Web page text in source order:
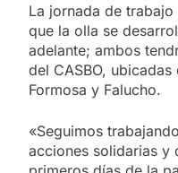
La jornada de
que la olla se
adelante; ambos
del CASBO,
Formosa y Falucho.
«Seguimos
acciones solidarias y